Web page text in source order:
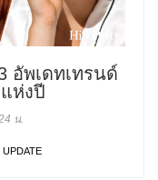
อัพเดทเทรนด์
ห่งปี
น.